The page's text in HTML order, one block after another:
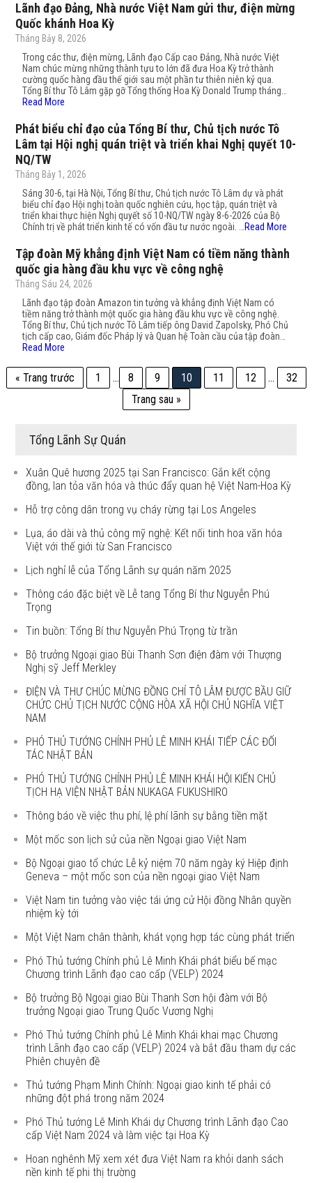
Lãnh đạo Đảng, Nhà nước Việt Nam gửi thư, điện mừng
Quốc khánh Hoa Kỳ
Tháng Bảy 8, 2026
Trong các thư, điện mừng, Lãnh đạo Cấp cao Đảng, Nhà nước Việt
Nam chúc mừng những thành tựu to lớn đã đưa Hoa Kỳ trở thành
cường quốc hàng đầu thế giới sau một phần tư thiên niên kỷ qua.
Tổng Bí thư Tô Lâm gặp gỡ Tổng thống Hoa Kỳ Donald Trump tháng…
Read More
Phát biểu chỉ đạo của Tổng Bí thư, Chủ tịch nước Tô
Lâm tại Hội nghị quán triệt và triển khai Nghị quyết 10-
NQ/TW
Tháng Bảy 1, 2026
Sáng 30-6, tại Hà Nội, Tổng Bí thư, Chủ tịch nước Tô Lâm dự và phát
biểu chỉ đạo Hội nghị toàn quốc nghiên cứu, học tập, quán triệt và
triển khai thực hiện Nghị quyết số 10-NQ/TW ngày 8-6-2026 của Bộ
Chính trị về phát triển kinh tế có vốn đầu tư nước ngoài. … Read More
Tập đoàn Mỹ khẳng định Việt Nam có tiềm năng thành
quốc gia hàng đầu khu vực về công nghệ
Tháng Sáu 24, 2026
Lãnh đạo tập đoàn Amazon tin tưởng và khẳng định Việt Nam có
tiềm năng trở thành một quốc gia hàng đầu khu vực về công nghệ.
Tổng Bí thư, Chủ tịch nước Tô Lâm tiếp ông David Zapolsky, Phó Chủ
tịch cấp cao, Giám đốc Pháp lý và Quan hệ Toàn cầu của tập đoàn…
Read More
« Trang trước 1 … 8 9 10 11 12 …
32
Trang sau »
Tổng Lãnh Sự Quán
Xuân Quê hương 2025 tại San Francisco: Gắn kết cộng
đồng, lan tỏa văn hóa và thúc đẩy quan hệ Việt Nam-Hoa Kỳ
Hỗ trợ công dân trong vụ cháy rừng tại Los Angeles
Lụa, áo dài và thủ công mỹ nghệ: Kết nối tinh hoa văn hóa
Việt với thế giới từ San Francisco
Lịch nghỉ lễ của Tổng Lãnh sự quán năm 2025
Thông cáo đặc biệt về Lễ tang Tổng Bí thư Nguyễn Phú
Trọng
Tin buồn: Tổng Bí thư Nguyễn Phú Trọng từ trần
Bộ trưởng Ngoại giao Bùi Thanh Sơn điện đàm với Thượng
Nghị sỹ Jeff Merkley
ĐIỆN VÀ THƯ CHÚC MỪNG ĐỒNG CHÍ TÔ LÂM ĐƯỢC BẦU GIỮ
CHỨC CHỦ TỊCH NƯỚC CỘNG HÒA XÃ HỘI CHỦ NGHĨA VIỆT
NAM
PHÓ THỦ TƯỚNG CHÍNH PHỦ LÊ MINH KHÁI TIẾP CÁC ĐỐI
TÁC NHẬT BẢN
PHÓ THỦ TƯỚNG CHÍNH PHỦ LÊ MINH KHÁI HỘI KIẾN CHỦ
TỊCH HẠ VIỆN NHẬT BẢN NUKAGA FUKUSHIRO
Thông báo về việc thu phí, lệ phí lãnh sự bằng tiền mặt
Một mốc son lịch sử của nền Ngoại giao Việt Nam
Bộ Ngoại giao tổ chức Lễ kỷ niệm 70 năm ngày ký Hiệp định
Geneva – một mốc son của nền ngoại giao Việt Nam
Việt Nam tin tưởng vào việc tái ứng cử Hội đồng Nhân quyền
nhiệm kỳ tới
Một Việt Nam chân thành, khát vọng hợp tác cùng phát triển
Phó Thủ tướng Chính phủ Lê Minh Khái phát biểu bế mạc
Chương trình Lãnh đạo cao cấp (VELP) 2024
Bộ trưởng Bộ Ngoại giao Bùi Thanh Sơn hội đàm với Bộ
trưởng Ngoại giao Trung Quốc Vương Nghị
Phó Thủ tướng Chính phủ Lê Minh Khái khai mạc Chương
trình Lãnh đạo cao cấp (VELP) 2024 và bắt đầu tham dự các
Phiên chuyên đề
Thủ tướng Phạm Minh Chính: Ngoại giao kinh tế phải có
những đột phá trong năm 2024
Phó Thủ tướng Lê Minh Khái dự Chương trình Lãnh đạo Cao
cấp Việt Nam 2024 và làm việc tại Hoa Kỳ
Hoan nghênh Mỹ xem xét đưa Việt Nam ra khỏi danh sách
nền kinh tế phi thị trường